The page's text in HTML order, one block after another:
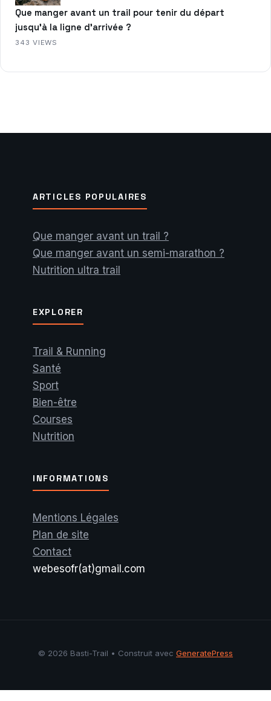
Que manger avant un trail pour tenir du départ
jusqu’à la ligne d’arrivée ?
343 VIEWS
ARTICLES POPULAIRES
Que manger avant un trail ?
Que manger avant un semi-marathon ?
Nutrition ultra trail
EXPLORER
Trail & Running
Santé
Sport
Bien-être
Courses
Nutrition
INFORMATIONS
Mentions Légales
Plan de site
Contact
webesofr(at)gmail.com
© 2026 Basti-Trail • Construit avec GeneratePress